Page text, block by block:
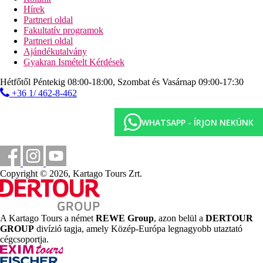
Ellátás
All Inclusive: minden étkezés büférendszerben, délután
kávé, tea és sütemények 16:00 és 17:00 óra között, helyi
alkoholos és alkoholmentes italok 10:00 és 23:00 óra
részletekben szállodánként eltérhetnek.
Az adott ország hivatalos besorolása: 4*.
1,5 km
Városközpont
50 m
Távolság a tengerparttól
119 km
Távolság a legközelebbi repülőtértől
100 m
Hírek
Partneri oldal
Fakultatív programok
Partneri oldal
Ajándékutalvány
Gyakran Ismételt Kérdések
Hétfőtől Péntekig 08:00-18:00, Szombat és Vasárnap 09:00-17:30
+36 1/ 462-8-462
WHATSAPP - ÍRJON NEKÜNK
Copyright © 2026, Kartago Tours Zrt.
A Kartago Tours a német REWE Group, azon belül a DERTOUR
GROUP divízió tagja, amely Közép-Európa legnagyobb utaztató
cégcsoportja.